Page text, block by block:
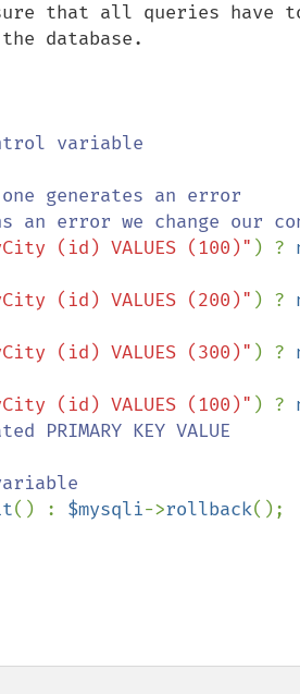
that all queries have
database.
variable
generates an error
(id) VALUES (100)" ) ?
(id) VALUES (200)" ) ?
(id) VALUES (300)" ) ?
(id) VALUES (100)" ) ?
PRIMARY KEY VALUE
() : $mysqli->rollback();